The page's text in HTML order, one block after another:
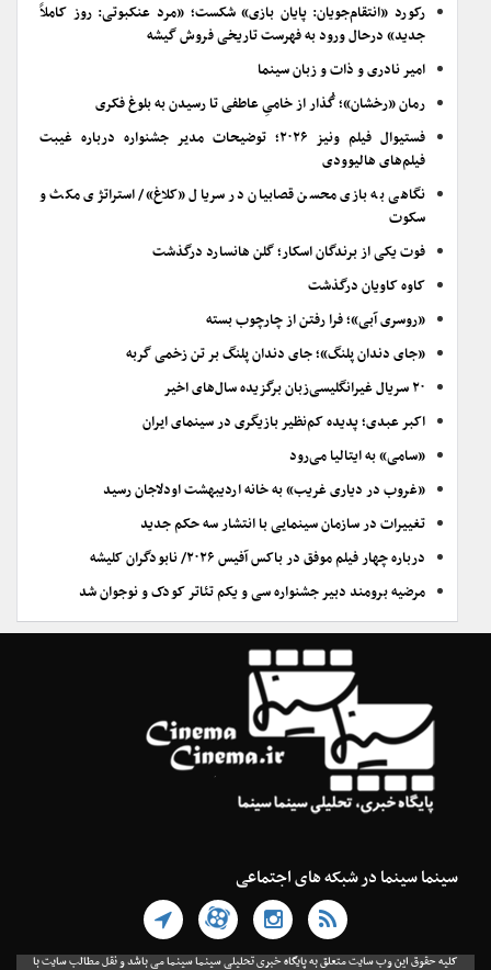
رکورد «انتقام‌جویان: پایان بازی» شکست؛ «مرد عنکبوتی: روز کاملاً
جدید» درحال ورود به فهرست تاریخی فروش گیشه
امیر نادری و ذات و زبان سینما
رمان «رخشان»؛ گُذار از خامیِ عاطفی تا رسیدن به بلوغ فکری
فستیوال فیلم ونیز ۲۰۲۶؛ توضیحات مدیر جشنواره درباره غیبت
فیلم‌های هالیوودی
نگاهی به بازی محسن قصابیان در سریال «کلاغ»/ استراتژی مکث و
سکوت
فوت یکی از برندگان اسکار؛ گلن هانسارد درگذشت
کاوه کاویان درگذشت
«روسری آبی»؛ فرا رفتن از چارچوب بسته
«جای دندان پلنگ»؛ جای دندان پلنگ بر تن زخمی گربه
۲۰ سریال غیرانگلیسی‌زبان برگزیده سال‌های اخیر
اکبر عبدی؛ پدیده کم‌نظیر بازیگری در سینمای ایران
«سامی» به ایتالیا می‌رود
«غروب در دیاری غریب» به خانه اردیبهشت اودلاجان رسید
تغییرات در سازمان سینمایی با انتشار سه حکم جدید
درباره چهار فیلم موفق در باکس آفیس ۲۰۲۶/ نابودگران کلیشه
مرضیه برومند دبیر جشنواره سی و یکم تئاتر کودک و نوجوان شد
سینما سینما در شبکه های اجتماعی
کلیه حقوق این وب سایت متعلق به پایگاه خبری تحلیلی سینما سینما می باشد و نقل مطالب سایت با